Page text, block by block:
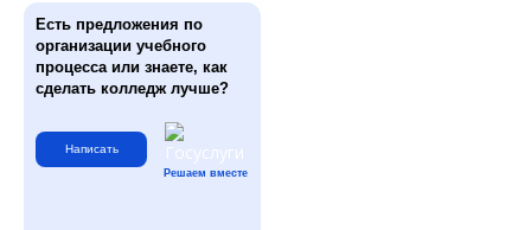
Есть предложения по
организации учебного
процесса или знаете, как
сделать колледж лучше?
Написать
Решаем вместе